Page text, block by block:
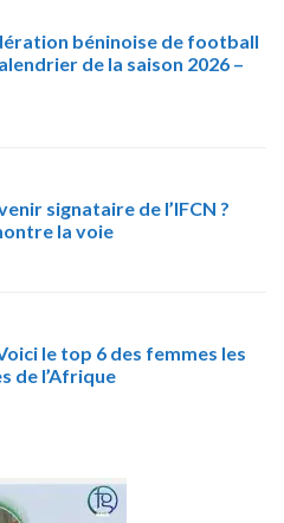
béninoise de football
de la saison 2026 –
signataire de l’IFCN ?
la voie
le top 6 des femmes les
de l’Afrique